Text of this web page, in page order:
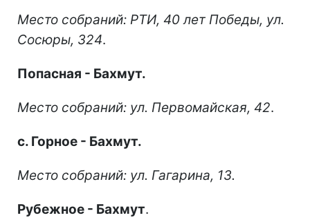
Место собраний: РТИ, 40 лет Победы, ул.
Сосюры, 324.
Попасная - Бахмут.
Место собраний: ул. Первомайская, 42.
с. Горное - Бахмут.
Место собраний: ул. Гагарина, 13.
Рубежное - Бахмут.